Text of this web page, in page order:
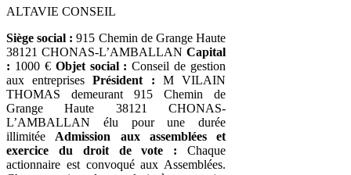
ALTAVIE CONSEIL
Siège social : 915 Chemin de Grange Haute
38121 CHONAS-L’AMBALLAN Capital
: 1000 € Objet social : Conseil de gestion
aux entreprisesPrésident : M VILAIN
THOMAS demeurant 915 Chemin de
Grange Haute 38121 CHONAS-
L’AMBALLAN élu pour une durée
illimitée Admission aux assemblées et
exercice du droit de vote : Chaque
actionnaire est convoqué aux Assemblées.